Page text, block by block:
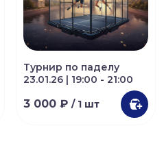
Турнир по паделу
23.01.26 | 19:00 - 21:00
3 000 ₽ / 1 шт